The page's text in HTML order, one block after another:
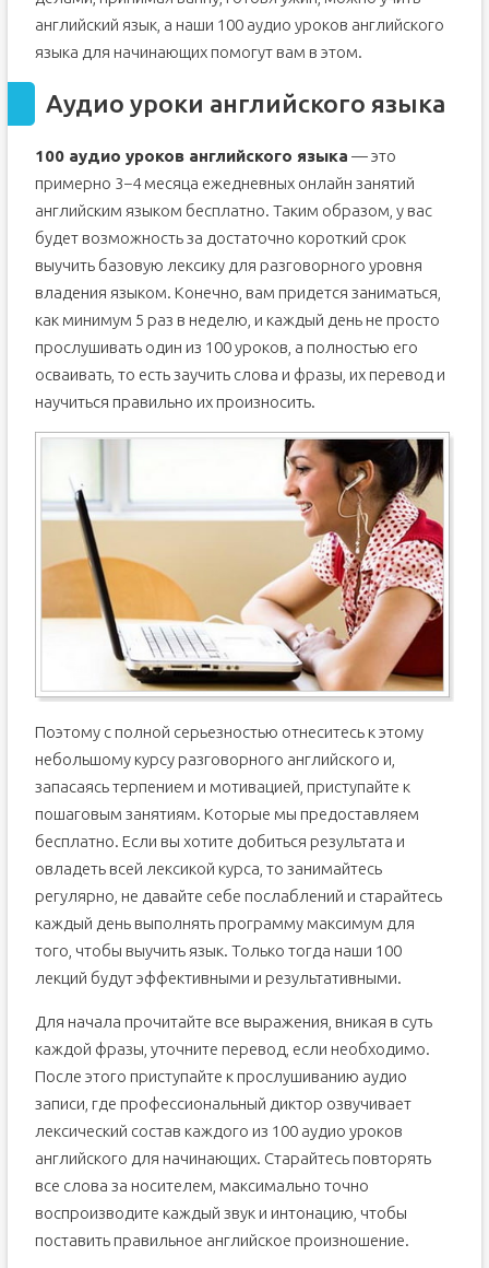
английский язык, а наши 100 аудио уроков английского
языка для начинающих помогут вам в этом.
Аудио уроки английского языка
100 аудио уроков английского языка — это
примерно 3−4 месяца ежедневных онлайн занятий
английским языком бесплатно. Таким образом, у вас
будет возможность за достаточно короткий срок
выучить базовую лексику для разговорного уровня
владения языком. Конечно, вам придется заниматься,
как минимум 5 раз в неделю, и каждый день не просто
прослушивать один из 100 уроков, а полностью его
осваивать, то есть заучить слова и фразы, их перевод и
научиться правильно их произносить.
Поэтому с полной серьезностью отнеситесь к этому
небольшому курсу разговорного английского и,
запасаясь терпением и мотивацией, приступайте к
пошаговым занятиям. Которые мы предоставляем
бесплатно. Если вы хотите добиться результата и
овладеть всей лексикой курса, то занимайтесь
регулярно, не давайте себе послаблений и старайтесь
каждый день выполнять программу максимум для
того, чтобы выучить язык. Только тогда наши 100
лекций будут эффективными и результативными.
Для начала прочитайте все выражения, вникая в суть
каждой фразы, уточните перевод, если необходимо.
После этого приступайте к прослушиванию аудио
записи, где профессиональный диктор озвучивает
лексический состав каждого из 100 аудио уроков
английского для начинающих. Старайтесь повторять
все слова за носителем, максимально точно
воспроизводите каждый звук и интонацию, чтобы
поставить правильное английское произношение.